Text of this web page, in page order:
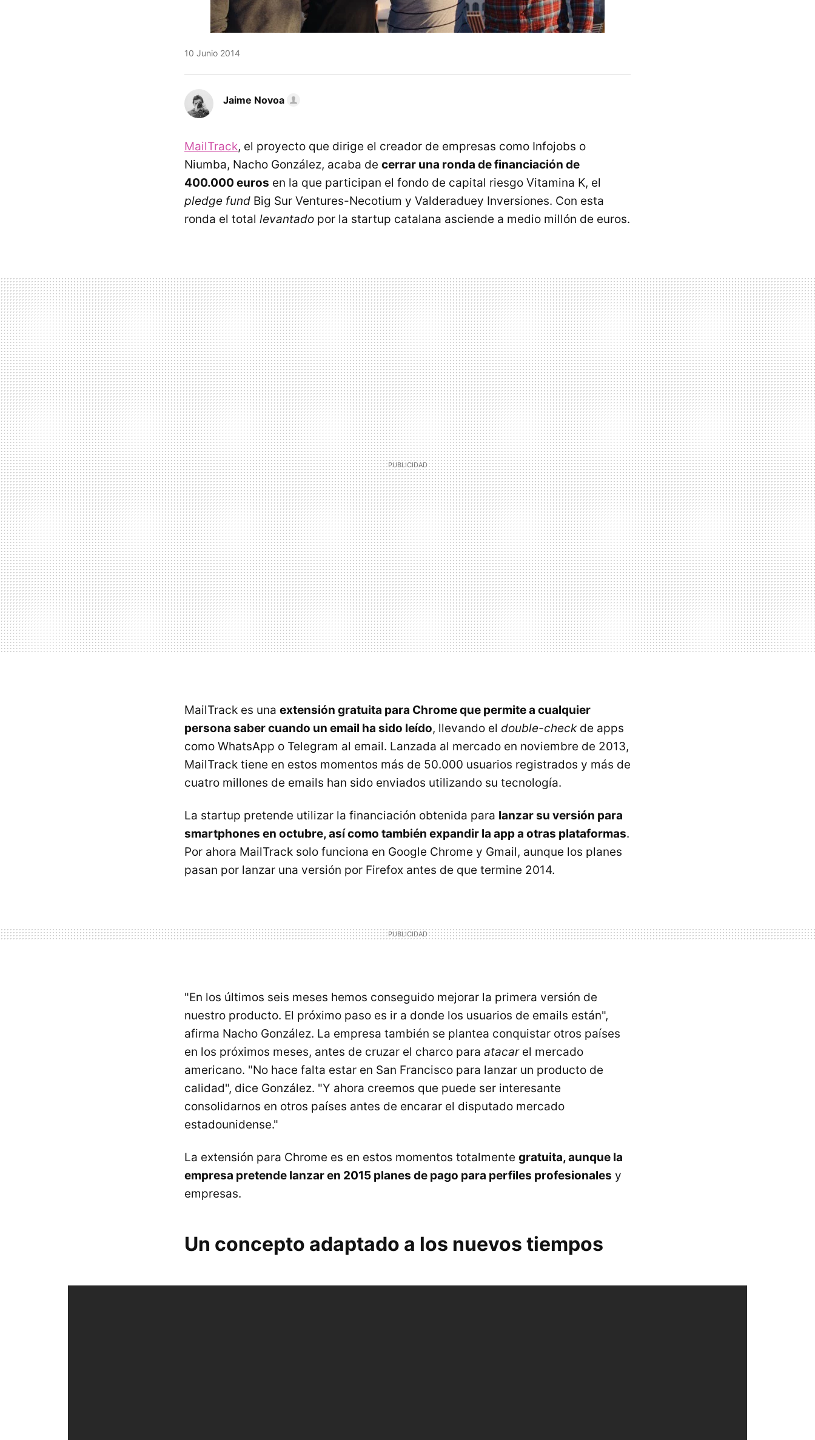
10 Junio 2014
Jaime Novoa
MailTrack, el proyecto que dirige el creador de empresas como Infojobs o
Niumba, Nacho González, acaba de cerrar una ronda de financiación de
400.000 euros en la que participan el fondo de capital riesgo Vitamina K, el
pledge fund Big Sur Ventures-Necotium y Valderaduey Inversiones. Con esta
ronda el total levantado por la startup catalana asciende a medio millón de euros.
MailTrack es una extensión gratuita para Chrome que permite a cualquier
persona saber cuando un email ha sido leído, llevando el double-checkde apps
como WhatsApp o Telegram al email. Lanzada al mercado en noviembre de 2013,
MailTrack tiene en estos momentos más de 50.000 usuarios registrados y más de
cuatro millones de emails han sido enviados utilizando su tecnología.
La startup pretende utilizar la financiación obtenida para lanzar su versión para
smartphones en octubre, así como también expandir la app a otras plataformas.
Por ahora MailTrack solo funciona en Google Chrome y Gmail, aunque los planes
pasan por lanzar una versión por Firefox antes de que termine 2014.
"En los últimos seis meses hemos conseguido mejorar la primera versión de
nuestro producto. El próximo paso es ir a donde los usuarios de emails están",
afirma Nacho González. La empresa también se plantea conquistar otros países
en los próximos meses, antes de cruzar el charco para atacarel mercado
americano. "No hace falta estar en San Francisco para lanzar un producto de
calidad", dice González. "Y ahora creemos que puede ser interesante
consolidarnos en otros países antes de encarar el disputado mercado
estadounidense."
La extensión para Chrome es en estos momentos totalmente gratuita, aunque la
empresa pretende lanzar en 2015 planes de pago para perfiles profesionales y
empresas.
Un concepto adaptado a los nuevos tiempos